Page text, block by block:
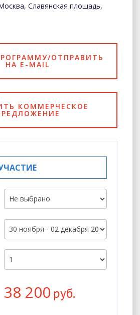
Славянская площадь,
ОТПРАВИТЬ
НА E-MAIL
КОММЕРЧЕСКОЕ
38 200 руб.